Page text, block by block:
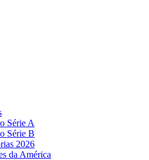
Série A
Série B
2026
da América